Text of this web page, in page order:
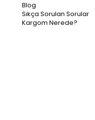
Blog
Sıkça Sorulan Sorular
Kargom Nerede?